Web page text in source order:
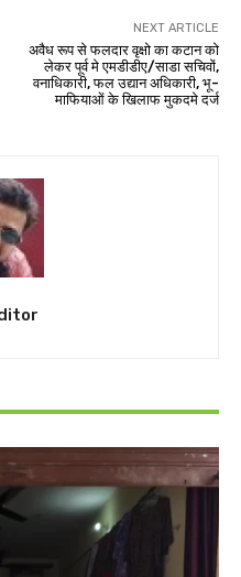
NEXT ARTICLE
अवैध रूप से फलदार वृक्षो का कटान को
लेकर पूर्व मे एमडीडीए/साडा सचिवों,
वनाधिकारी, फल उद्यान अधिकारी, भू-
माफियाओं के खिलाफ मुकदमे दर्ज